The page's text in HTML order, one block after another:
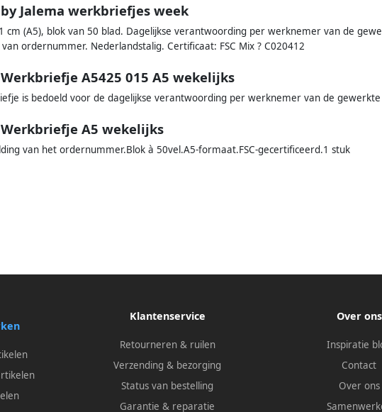
Jalema werkbriefjes week
cm (A5), blok van 50 blad. Dagelijkse verantwoording per werknemer van de
ordernummer. Nederlandstalig. Certificaat: FSC Mix ? C020412
A5425 015 A5 wekelijks
is bedoeld voor de dagelijkse verantwoording per werknemer van de
A5 wekelijks
van het ordernummer.Blok à 50vel.A5-formaat.FSC-gecertificeerd.1 stuk
Klantenservice
Retourneren & ruilen
Verzending & bezorging
Status van bestelling
Garantie & reparatie
Over ons
Inspiratie
Contact
Over ons